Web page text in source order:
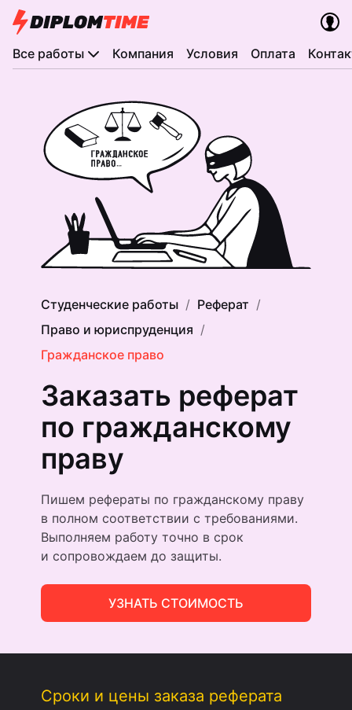
Все работы Компания Условия Оплата
Студенческие работы
Реферат
Право и юриспруденция
Гражданское право
Заказать реферат
по гражданскому
праву
Пишем рефераты по гражданскому праву
в полном соответствии с требованиями.
Выполняем работу точно в срок
и сопровождаем до защиты.
УЗНАТЬ СТОИМОСТЬ
Сроки и цены заказа реферата